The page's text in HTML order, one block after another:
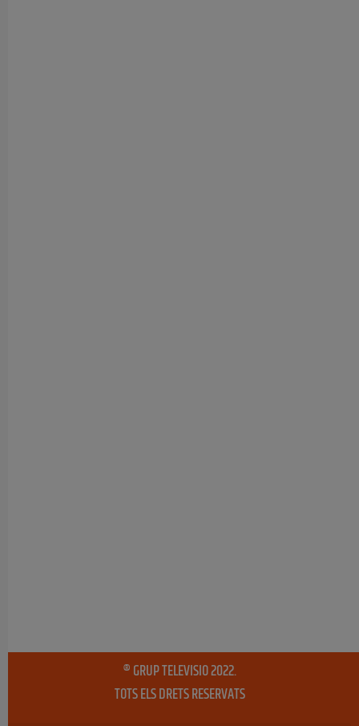
® GRUP TELEVISIO 2022.
TOTS ELS DRETS RESERVATS